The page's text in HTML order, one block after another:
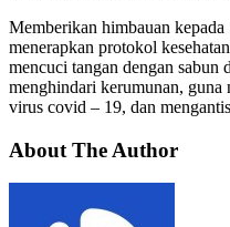
Memberikan himbauan kepada
menerapkan protokol
mencuci tangan dengan sabun
menghindari kerumunan, guna
virus covid – 19, dan
About The Author